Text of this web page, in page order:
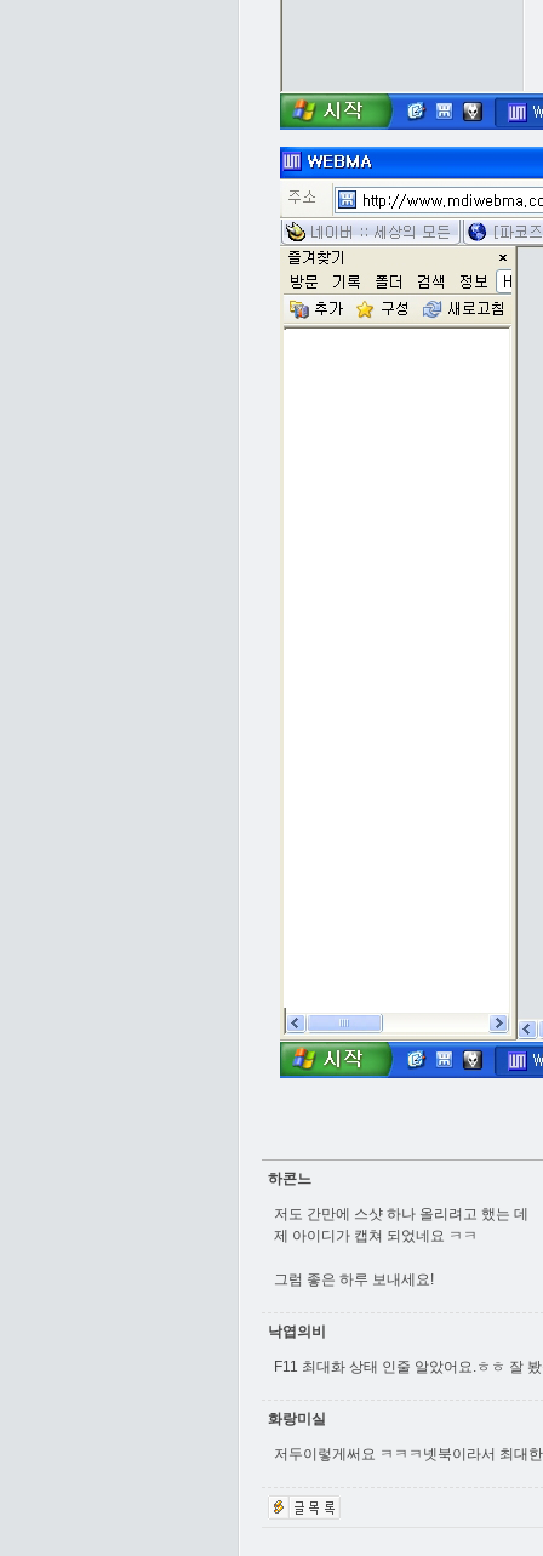
하콘느
저도 간만에 스샷 하나 올리려고 했는 데
제 아이디가 캡쳐 되었네요 ㅋㅋ
그럼 좋은 하루 보내세요!
낙엽의비
F11 최대화 상태 인줄 알았어요.ㅎㅎ 잘
화랑미실
저두이렇게써요 ㅋㅋㅋ넷북이라서 최대